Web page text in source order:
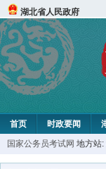
湖北省人民政府
首页 时政要闻
国家公务员考试网 地方站: